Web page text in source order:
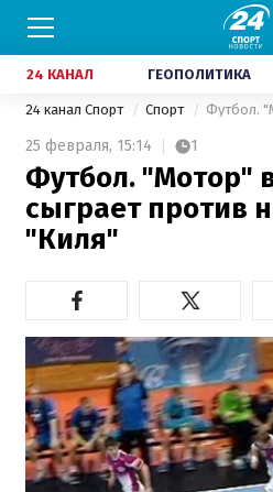
24 КАНАЛ ГЕОПОЛИТИКА
24 канал Спорт Спорт
25 февраля, 15:14 1
Футбол. "Мотор"
сыграет против
"Киля"